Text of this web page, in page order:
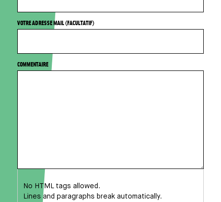
VOTRE ADRESSE MAIL (FACULTATIF)
COMMENTAIRE
No HTML tags allowed.
Lines and paragraphs break automatically.